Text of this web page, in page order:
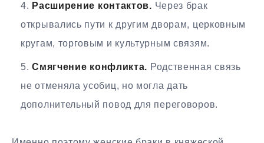
Расширение контактов. Через брак
открывались пути к другим дворам, церковным
кругам, торговым и культурным связям.
Смягчение конфликта. Родственная связь
не отменяла усобиц, но могла дать
дополнительный повод для переговоров.